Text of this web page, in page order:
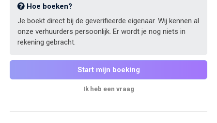
Hoe boeken?
Je boekt direct bij de geverifieerde eigenaar. Wij kennen al
onze verhuurders persoonlijk. Er wordt je nog niets in
rekening gebracht.
Start mijn boeking
Ik heb een vraag